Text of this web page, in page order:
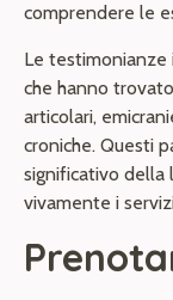
comprendere le
Le testimonianze
che hanno
articolari,
croniche. Questi
significativo della
vivamente i